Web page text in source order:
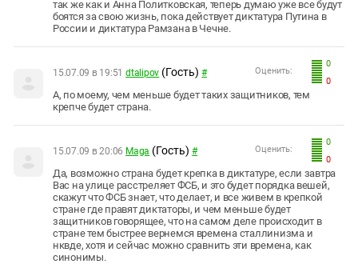
так же как и Анна Политковская, теперь думаю уже все будут
боятся за свою жизнь, пока действует диктатура Путина в
России и диктатура Рамзана в Чечне.
0
0
Оценить:
15.07.09 в 19:51 dtalipov (Гость) #
А, по моему, чем меньше будет таких защитников, тем
крепче будет страна.
0
0
Оценить:
15.07.09 в 20:06 Maga (Гость) #
Да, возможно страна будет крепка в диктатуре, если завтра
Вас на улице расстреляет ФСБ, и это будет порядка вешей,
скажут что ФСБ знает, что делает, и все живем в крепкой
стране где правят диктаторы, и чем меньше будет
защитников говорящее, что на самом деле происходит в
стране тем быстрее вернемся времена сталлинизма и
нквде, хотя и сейчас можно сравнить эти времена, как
синонимы.